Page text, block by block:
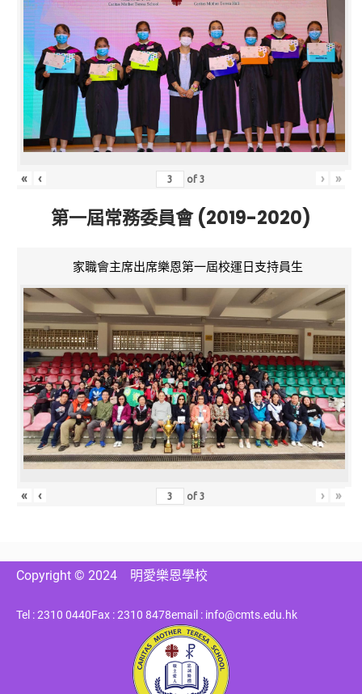
« ‹ of3 › »
第一屆常務委員會 (2019-2020)
家職會主席出席樂恩第一屆校運日支持員生
« ‹ of3 › »
Copyright © 2024 明愛樂恩學校
Tel : 2310 0440Fax : 2310 8478email : info@cmts.edu.hk